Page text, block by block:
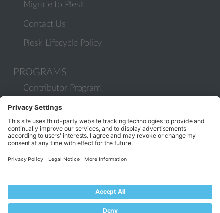
Migrate to Plesk
Contact Us
Plesk Lifecycle Policy
PROGRAMS
Contributor Program
Partner Program
COMMUNITY